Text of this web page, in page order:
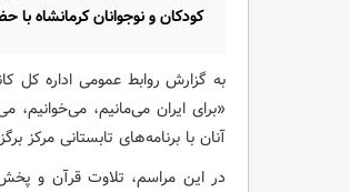
کودکان و نوجوانان کرمانشاه با حضور ۱۵۰ نفر از اعضا و والدین، جشن آغاز برنامه‌های تابستان را
به گزارش روابط عمومی اداره کل
«برای ایران می‌مانیم،
آنان با برنامه‌های تابستانی مرکز
در این مراسم، تلاوت قرآن و